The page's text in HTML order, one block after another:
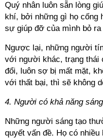
Quý nhân luôn sẵn lòng
khí, bởi những gì họ cống
sự giúp đỡ của mình bỏ
Ngược lại, những người
với người khác, trạng thái
đổi, luôn sợ bị mất mặt,
với thất bại, thì sẽ không
4. Người có khả năng
Những người sáng tạo
quyết vấn đề. Họ có